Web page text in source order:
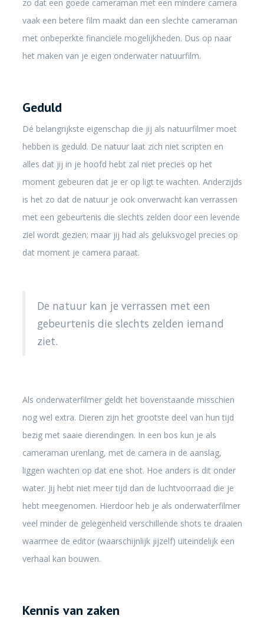
zo dat een goede cameraman met een mindere camera
vaak een betere film maakt dan een slechte cameraman
met onbeperkte financiële mogelijkheden. Dus op naar
het maken van je eigen onderwater natuurfilm.
Geduld
Dé belangrijkste eigenschap die jij als natuurfilmer moet
hebben is geduld. De natuur laat zich niet scripten en
alles dat jij in je hoofd hebt zal niet precies op het
moment gebeuren dat je er op ligt te wachten. Anderzijds
is het zo dat de natuur je ook onverwacht kan verrassen
met een gebeurtenis die slechts zelden door een levende
ziel wordt gezien; maar jij had als geluksvogel precies op
dat moment je camera paraat.
De natuur kan je verrassen met een
gebeurtenis die slechts zelden iemand
ziet.
Als onderwaterfilmer geldt het bovenstaande misschien
nog wel extra. Dieren zijn het grootste deel van hun tijd
bezig met saaie dierendingen. In een bos kun je als
cameraman urenlang, met de camera in de aanslag,
liggen wachten op dat ene shot. Hoe anders is dit onder
water. Jij hebt niet meer tijd dan de luchtvoorraad die je
hebt meegenomen. Hierdoor heb je als onderwaterfilmer
veel minder de gelegenheid verschillende shots te draaien
waarmee de editor (waarschijnlijk jijzelf) uiteindelijk een
verhaal kan bouwen.
Kennis van zaken